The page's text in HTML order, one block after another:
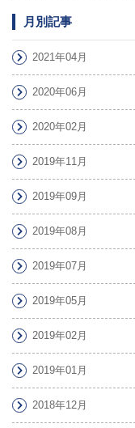
月別記事
2021年04月
2020年06月
2020年02月
2019年11月
2019年09月
2019年08月
2019年07月
2019年05月
2019年02月
2019年01月
2018年12月